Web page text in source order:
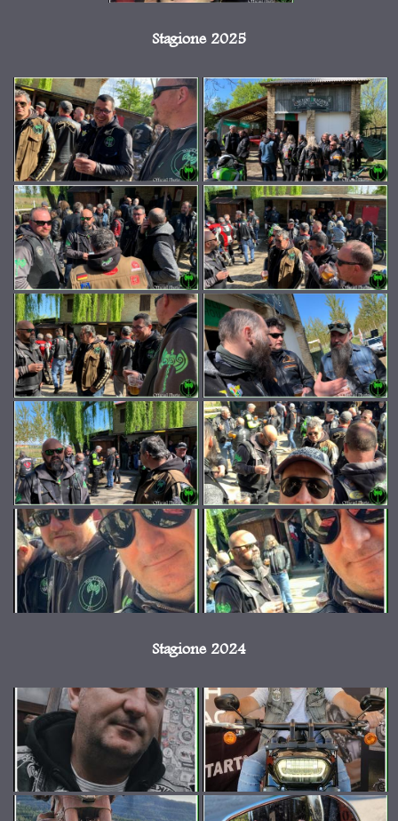
Stagione 2025
Stagione 2024